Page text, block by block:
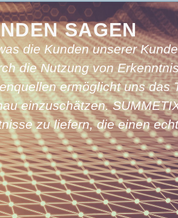
SAGEN
die Kunden unserer
die Nutzung von
ermöglicht uns das
einzuschätzen.
zu liefern, die einen